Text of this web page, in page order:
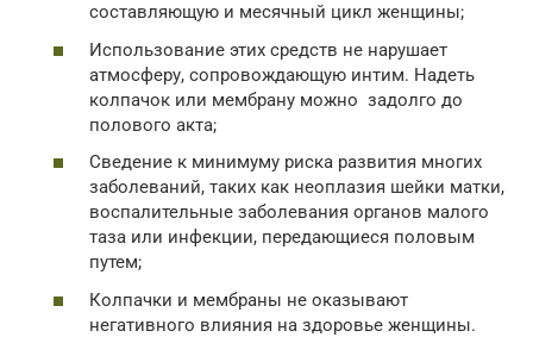
составляющую и месячный цикл женщины;
Использование этих средств не нарушает
атмосферу, сопровождающую интим. Надеть
колпачок или мембрану можно задолго до
полового акта;
Сведение к минимуму риска развития многих
заболеваний, таких как неоплазия шейки матки,
воспалительные заболевания органов малого
таза или инфекции, передающиеся половым
путем;
Колпачки и мембраны не оказывают
негативного влияния на здоровье женщины.